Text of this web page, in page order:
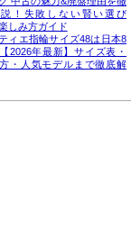
説！失敗しない賢い選び
しみ方ガイド
ィエ指輪サイズ48は日本8
2026年最新】サイズ表・
・人気モデルまで徹底解